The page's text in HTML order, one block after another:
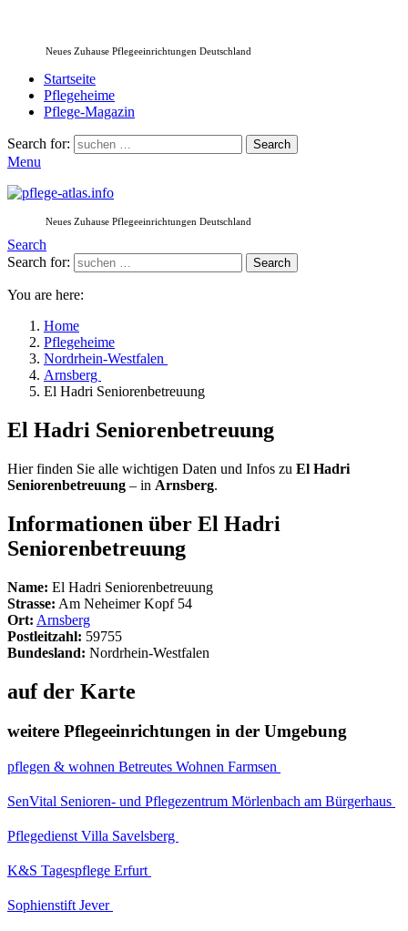
Neues Zuhause Pflegeeinrichtungen Deutschland
Startseite
Pflegeheime
Pflege-Magazin
Search for: Search
Menu
Neues Zuhause Pflegeeinrichtungen Deutschland
Search
Search for:
Search
You are here:
Home
Pflegeheime
Nordrhein-Westfalen
Arnsberg
El Hadri Seniorenbetreuung
El Hadri Seniorenbetreuung
Hier finden Sie alle wichtigen Daten und Infos zu El Hadri
Seniorenbetreuung – in Arnsberg.
Informationen über El Hadri
Seniorenbetreuung
Name: El Hadri Seniorenbetreuung
Strasse: Am Neheimer Kopf 54
Ort: Arnsberg
Postleitzahl: 59755
Bundesland: Nordrhein-Westfalen
auf der Karte
weitere Pflegeeinrichtungen in der Umgebung
pflegen & wohnen Betreutes Wohnen Farmsen
SenVital Senioren- und Pflegezentrum Mörlenbach am Bürgerhaus
Pflegedienst Villa Savelsberg
K&S Tagespflege Erfurt
Sophienstift Jever